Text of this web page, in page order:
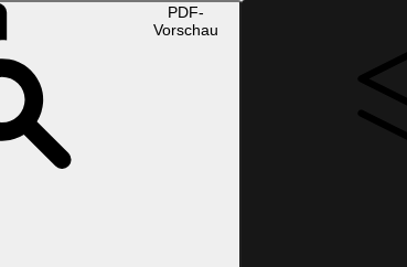
PDF-
Vorschau